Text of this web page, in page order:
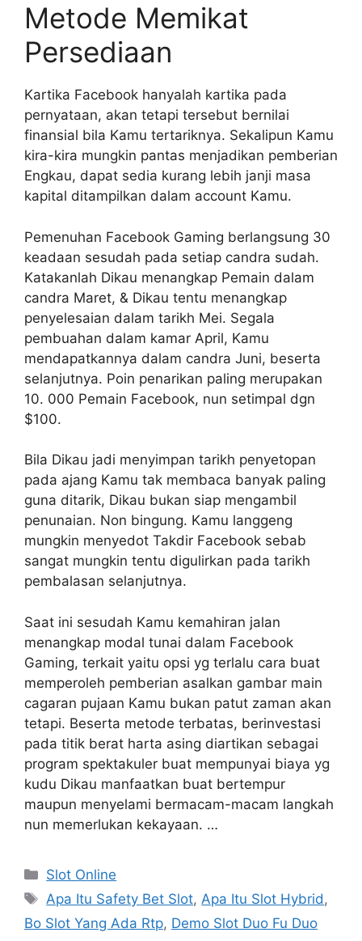
Metode Memikat
Persediaan
Kartika Facebook hanyalah kartika pada
pernyataan, akan tetapi tersebut bernilai
finansial bila Kamu tertariknya. Sekalipun Kamu
kira-kira mungkin pantas menjadikan pemberian
Engkau, dapat sedia kurang lebih janji masa
kapital ditampilkan dalam account Kamu.
Pemenuhan Facebook Gaming berlangsung 30
keadaan sesudah pada setiap candra sudah.
Katakanlah Dikau menangkap Pemain dalam
candra Maret, & Dikau tentu menangkap
penyelesaian dalam tarikh Mei. Segala
pembuahan dalam kamar April, Kamu
mendapatkannya dalam candra Juni, beserta
selanjutnya. Poin penarikan paling merupakan
10. 000 Pemain Facebook, nun setimpal dgn
$100.
Bila Dikau jadi menyimpan tarikh penyetopan
pada ajang Kamu tak membaca banyak paling
guna ditarik, Dikau bukan siap mengambil
penunaian. Non bingung. Kamu langgeng
mungkin menyedot Takdir Facebook sebab
sangat mungkin tentu digulirkan pada tarikh
pembalasan selanjutnya.
Saat ini sesudah Kamu kemahiran jalan
menangkap modal tunai dalam Facebook
Gaming, terkait yaitu opsi yg terlalu cara buat
memperoleh pemberian asalkan gambar main
cagaran pujaan Kamu bukan patut zaman akan
tetapi. Beserta metode terbatas, berinvestasi
pada titik berat harta asing diartikan sebagai
program spektakuler buat mempunyai biaya yg
kudu Dikau manfaatkan buat bertempur
maupun menyelami bermacam-macam langkah
nun memerlukan kekayaan. …
Kategori
Slot Online
Tag
Apa Itu Safety Bet Slot, Apa Itu Slot Hybrid ,
Bo Slot Yang Ada Rtp, Demo Slot Duo Fu Duo